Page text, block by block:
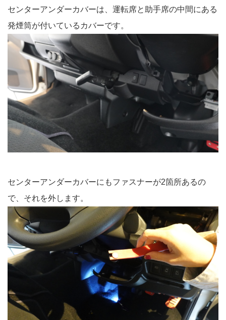
センターアンダーカバーは、運転席と助手席の中間にある
発煙筒が付いているカバーです。
センターアンダーカバーにもファスナーが2箇所あるの
で、それを外します。